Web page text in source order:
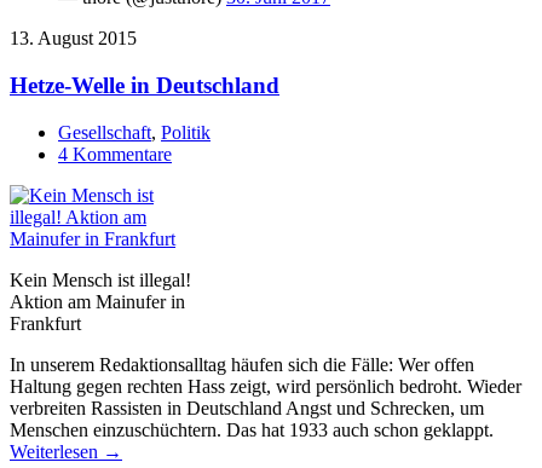
13. August 2015
Hetze-Welle in Deutschland
Gesellschaft, Politik
4 Kommentare
Kein Mensch ist illegal!
Aktion am Mainufer in
Frankfurt
In unserem Redaktionsalltag häufen sich die Fälle: Wer offen
Haltung gegen rechten Hass zeigt, wird persönlich bedroht. Wieder
verbreiten Rassisten in Deutschland Angst und Schrecken, um
Menschen einzuschüchtern. Das hat 1933 auch schon geklappt.
Weiterlesen →